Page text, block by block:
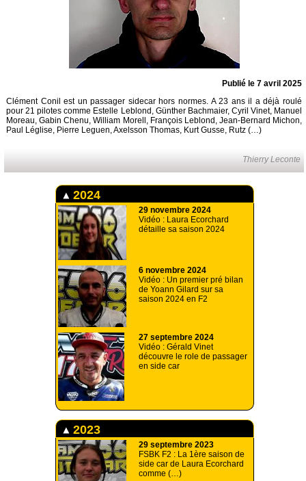
Publié le 7 avril 2025
Clément Conil est un passager sidecar hors normes. A 23 ans il a déjà roulé
pour 21 pilotes comme Estelle Leblond, Günther Bachmaier, Cyril Vinet, Manuel
Moreau, Gabin Chenu, William Morell, François Leblond, Jean-Bernard Michon,
Paul Léglise, Pierre Leguen, Axelsson Thomas, Kurt Gusse, Rutz (…)
Thierry Leconte
2024
29 novembre 2024
Vidéo : Laura Ecorchard
détaille sa saison 2024
6 novembre 2024
Vidéo : Un premier pré bilan
de Yoann Gilard sur sa
saison 2024 en F2
27 septembre 2024
Vidéo : Gérald Vinet
découvre le role de passager
en side car
2023
29 septembre 2023
FSBK F2 : La 1ère saison de
side car de Laura Ecorchard
comme (…)